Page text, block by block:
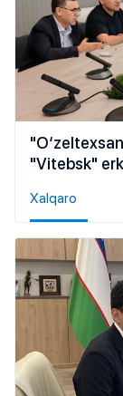
"Vitebsk"
Xalqaro